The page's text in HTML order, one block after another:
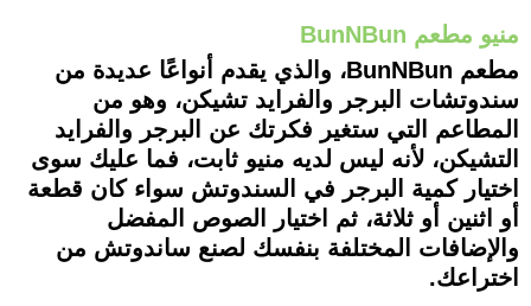
منيو مطعم BunNBun
مطعم BunNBun، والذي يقدم أنواعًا عديدة من
سندوتشات البرجر والفرايد تشيكن، وهو من
المطاعم التي ستغير فكرتك عن البرجر والفرايد
التشيكن، لأنه ليس لديه منيو ثابت، فما عليك سوى
اختيار كمية البرجر في السندوتش سواء كان قطعة
أو اثنين أو ثلاثة، ثم اختيار الصوص المفضل
والإضافات المختلفة بنفسك لصنع ساندوتش من
اختراعك.